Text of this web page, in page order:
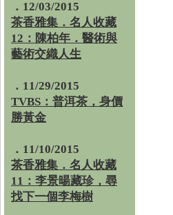
．12/03/2015
茶香雅集．名人收藏
12：陳柏年．醫術與
藝術交織人生
．11/29/2015
TVBS：普洱茶，身價
勝黃金
．11/10/2015
茶香雅集．名人收藏
11：李景暘藏珍，尋
找下一個李梅樹